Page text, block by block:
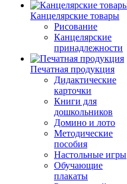
Канцелярские товары
Рисование
Канцелярские
принадлежности
Печатная продукция
Дидактические
карточки
Книги для
дошкольников
Домино и лото
Методические
пособия
Настольные игры
Обучающие
плакаты